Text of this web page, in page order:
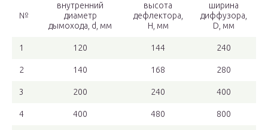
№
внутренний
диаметр
дымохода, d, мм
высота
дефлектора,
H, мм
ширина
диффузора,
D, мм
1 120 144 240
2 140 168 280
3 200 240 400
4 400 480 800